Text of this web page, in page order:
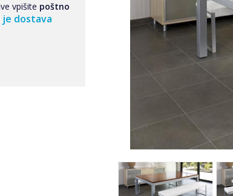
vpišite poštno
je dostava